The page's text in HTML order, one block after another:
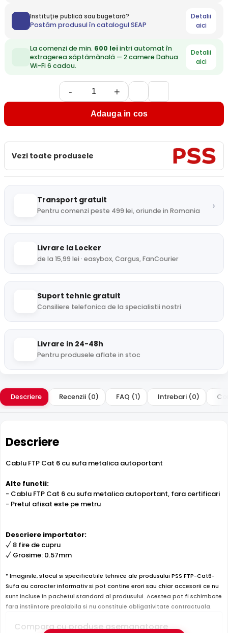
Instituție publică sau bugetară?
Postăm produsul în catalogul SEAP
Detalii
aici
La comenzi de min. 600 leiintri automat în
extragerea săptămânală — 2 camere Dahua
Wi-Fi 6 cadou.
Detalii
aici
- +
Adauga in cos
Vezi toate produsele
Transport gratuit
Pentru comenzi peste 499 lei, oriunde in Romania ›
Livrare la Locker
de la 15,99 lei · easybox, Cargus, FanCourier
Suport tehnic gratuit
Consiliere telefonica de la specialistii nostri
Livrare in 24-48h
Pentru produsele aflate in stoc
Descriere Recenzii (0) FAQ (1) Intrebari (0)
Descriere
Cablu FTP Cat 6 cu sufa metalica autoportant
Alte functii:
- Cablu FTP Cat 6 cu sufa metalica autoportant, fara certificari
- Pretul afisat este pe metru
Descriere importator:
√ 8 fire de cupru
√ Grosime: 0.57mm
* Imaginile, stocul si specificatiile tehnice ale produsului PSS FTP-Cat6-
Sufa au caracter informativ si pot contine erori sau chiar accesorii ce nu
sunt incluse in pachetul standard al produsului. Acestea pot fi schimbate
fara instiintare prealabila si nu constituie obligativitate contractuala.
Compara cu produse asemanatoare